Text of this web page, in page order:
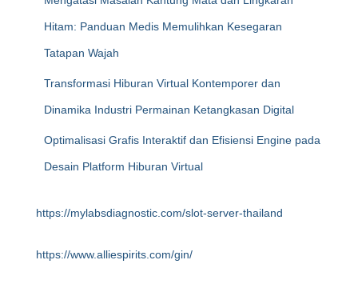
Hitam: Panduan Medis Memulihkan Kesegaran
Tatapan Wajah
Transformasi Hiburan Virtual Kontemporer dan
Dinamika Industri Permainan Ketangkasan Digital
Optimalisasi Grafis Interaktif dan Efisiensi Engine pada
Desain Platform Hiburan Virtual
https://mylabsdiagnostic.com/slot-server-thailand
https://www.alliespirits.com/gin/